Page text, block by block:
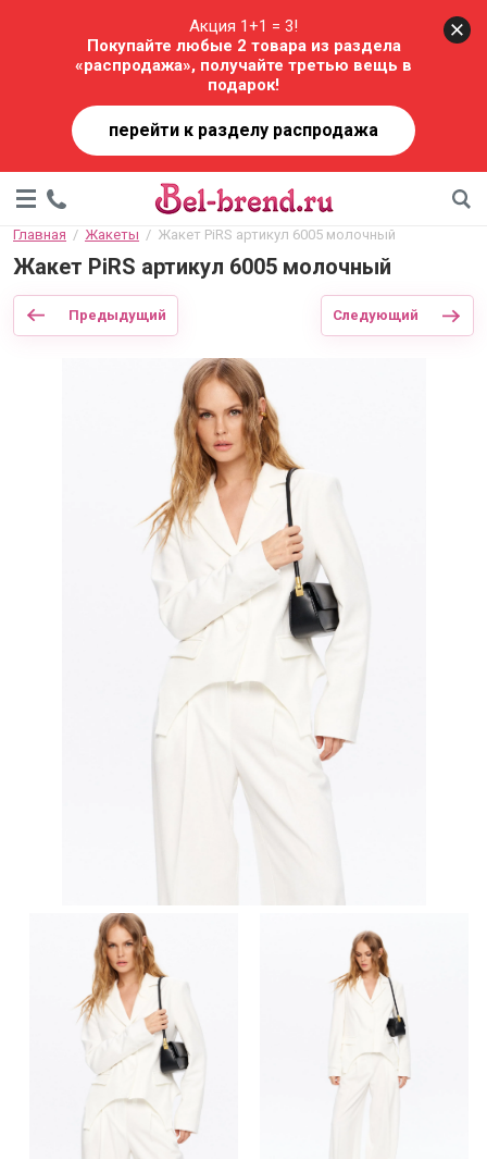
Акция 1+1 = 3!
Покупайте любые 2 товара из раздела
«распродажа», получайте третью вещь в
подарок!
перейти к разделу распродажа
Главная
  /
Жакеты
  /  Жакет PiRS артикул 6005 молочный
Жакет PiRS артикул 6005 молочный
Предыдущий Следующий